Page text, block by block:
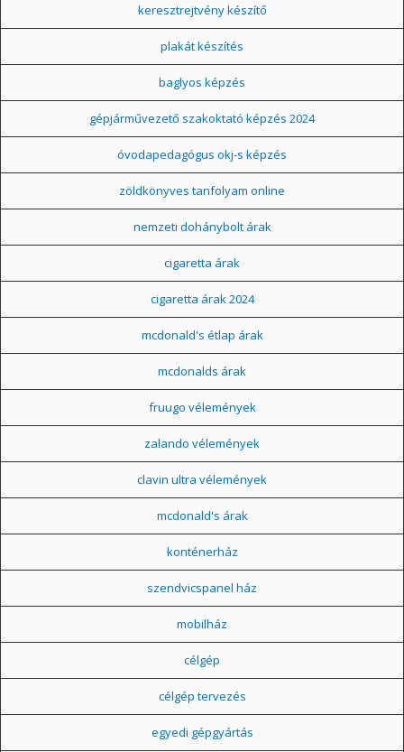
keresztrejtvény készítő
plakát készítés
baglyos képzés
gépjárművezető szakoktató képzés 2024
óvodapedagógus okj-s képzés
zöldkönyves tanfolyam online
nemzeti dohánybolt árak
cigaretta árak
cigaretta árak 2024
mcdonald's étlap árak
mcdonalds árak
fruugo vélemények
zalando vélemények
clavin ultra vélemények
mcdonald's árak
konténerház
szendvicspanel ház
mobilház
célgép
célgép tervezés
egyedi gépgyártás